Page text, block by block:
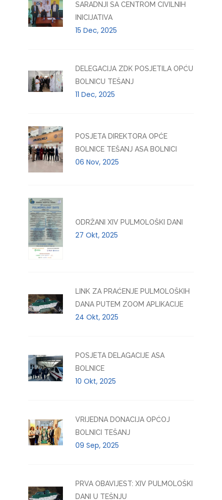
SARADNJI SA CENTROM CIVILNIH
INICIJATIVA
15 Dec, 2025
DELEGACIJA ZDK POSJETILA OPĆU
BOLNICU TEŠANJ
11 Dec, 2025
POSJETA DIREKTORA OPĆE
BOLNICE TEŠANJ ASA BOLNICI
06 Nov, 2025
ODRŽANI XIV PULMOLOŠKI DANI
27 Okt, 2025
LINK ZA PRAĆENJE PULMOLOŠKIH
DANA PUTEM ZOOM APLIKACIJE
24 Okt, 2025
POSJETA DELAGACIJE ASA
BOLNICE
10 Okt, 2025
VRIJEDNA DONACIJA OPĆOJ
BOLNICI TEŠANJ
09 Sep, 2025
PRVA OBAVIJEST: XIV PULMOLOŠKI
DANI U TEŠNJU